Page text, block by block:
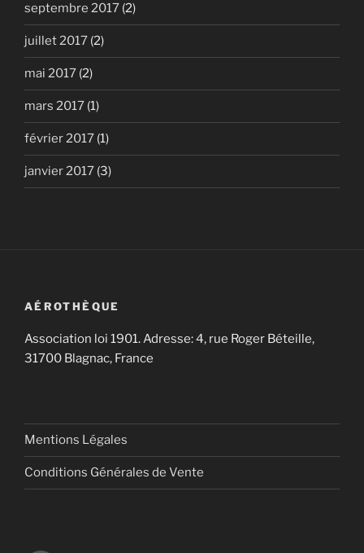
septembre 2017 (2)
juillet 2017 (2)
mai 2017 (2)
mars 2017 (1)
février 2017 (1)
janvier 2017 (3)
AÉROTHÈQUE
Association loi 1901. Adresse: 4, rue Roger Béteille,
31700 Blagnac, France
Mentions Légales
Conditions Générales de Vente